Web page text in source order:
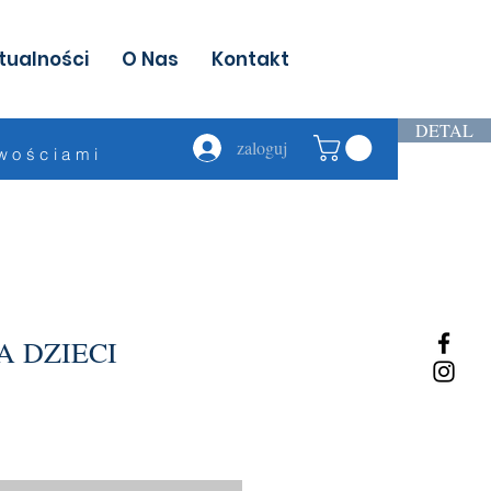
DETAL
O Nas Kontakt
zaloguj
DZIECI